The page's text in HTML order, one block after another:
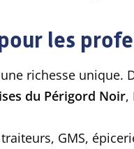
les
richesse unique.
du Périgord Noir,
GMS,